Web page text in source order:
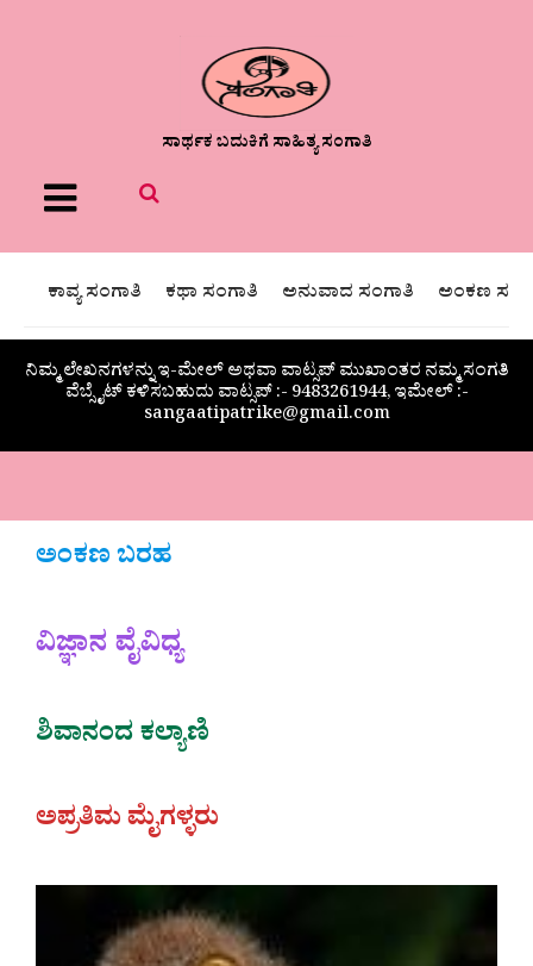
ಸಾರ್ಥಕ ಬದುಕಿಗೆ ಸಾಹಿತ್ಯ ಸಂಗಾತಿ
Menu
ಕಾವ್ಯ ಸಂಗಾತಿ ಕಥಾ ಸಂಗಾತಿ ಅನುವಾದ ಸಂಗಾತಿ ಅಂಕಣ
ನಿಮ್ಮ ಲೇಖನಗಳನ್ನು ಇ-ಮೇಲ್ ಅಥವಾ ವಾಟ್ಸಪ್ ಮುಖಾಂತರ ನಮ್ಮ ಸಂಗತಿ
ವೆಬ್ಸೈಟ್ ಕಳಿಸಬಹುದು ವಾಟ್ಸಪ್‌ :- 9483261944, ಇಮೇಲ್ :-
sangaatipatrike@gmail.com
ಅಂಕಣ ಬರಹ
ವಿಜ್ಞಾನ ವೈವಿಧ್ಯ
ಶಿವಾನಂದ ಕಲ್ಯಾಣಿ
ಅಪ್ರತಿಮ ಮೈಗಳ್ಳರು